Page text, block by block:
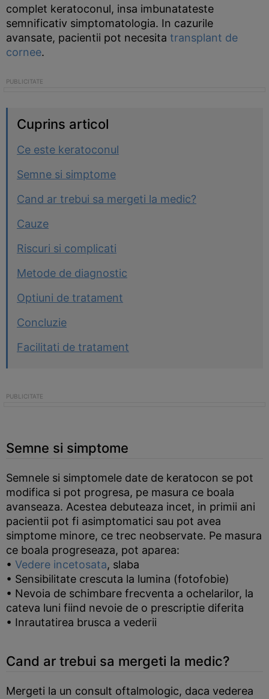
complet keratoconul, insa imbunatateste
semnificativ simptomatologia. In cazurile
avansate, pacientii pot necesita transplant de
cornee.
Cuprins articol
Ce este keratoconul
Semne si simptome
Cand ar trebui sa mergeti la medic?
Cauze
Riscuri si complicati
Metode de diagnostic
Optiuni de tratament
Concluzie
Facilitati de tratament
Semne si simptome
Semnele si simptomele date de keratocon se pot
modifica si pot progresa, pe masura ce boala
avanseaza. Acestea debuteaza incet, in primii ani
pacientii pot fi asimptomatici sau pot avea
simptome minore, ce trec neobservate. Pe masura
ce boala progreseaza, pot aparea:
• Vedere incetosata, slaba
• Sensibilitate crescuta la lumina (fotofobie)
• Nevoia de schimbare frecventa a ochelarilor, la
cateva luni fiind nevoie de o prescriptie diferita
• Inrautatirea brusca a vederii
Cand ar trebui sa mergeti la medic?
Mergeti la un consult oftalmologic, daca vederea